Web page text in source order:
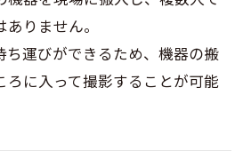
りません。
ち運びができるため、機器の搬
ろに入って撮影することが可能